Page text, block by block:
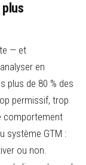
— et
en
plus de 80 % des
permissif, trop
comportement
système GTM :
ou non.